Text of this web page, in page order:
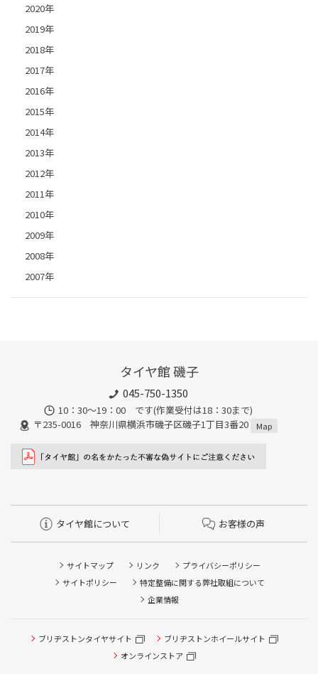
2020年
2019年
2018年
2017年
2016年
2015年
2014年
2013年
2012年
2011年
2010年
2009年
2008年
2007年
タイヤ館 磯子
045-750-1350
10：30～19：00 です(作業受付は18：30まで)
〒235-0016 神奈川県横浜市磯子区磯子1丁目3番20
Map
タイヤ館について お客様の声
サイトマップ リンク
プライバシーポリシー
サイトポリシー
特定整備に関する弊社取組について
企業情報
ブリヂストンタイヤサイト
ブリヂストンホイールサイト
オンラインストア
タイヤ点検・安全点検/タイヤ履き替え/オイル交換/その他
ピット作業の予約